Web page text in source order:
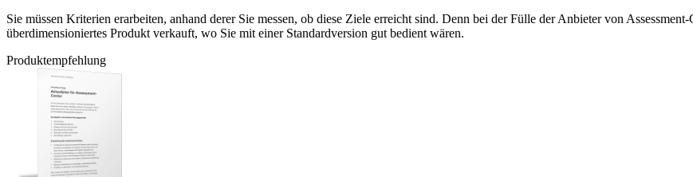
Sie müssen Kriterien erarbeiten, anhand derer Sie messen, ob diese Ziele erreicht sind. Denn bei der Fülle der Anbieter von
überdimensioniertes Produkt verkauft, wo Sie mit einer Standardversion gut bedient wären.
Produktempfehlung